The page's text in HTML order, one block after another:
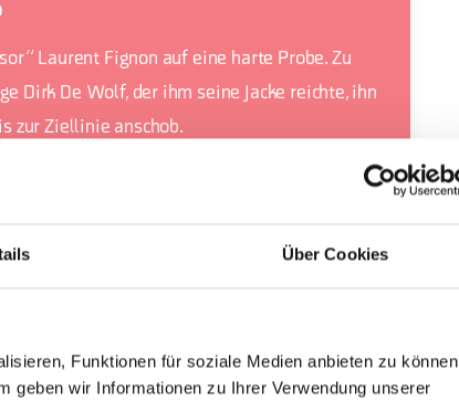
Über Cookies
Funktionen für soziale Medien anbieten zu können
geben wir Informationen zu Ihrer Verwendung unserer
Laurent Fignon auf eine harte Probe. Zu
Dirk De Wolf, der ihm seine Jacke reichte, ihn
zur Ziellinie anschob.
% zu bewältigen.